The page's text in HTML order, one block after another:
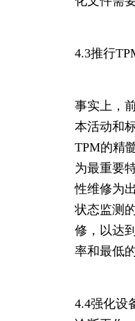
4.3推行
事实上，
本活动和
TPM的精
为最重要
性维修为
状态监测
修，以达
率和最低
4.4强化设